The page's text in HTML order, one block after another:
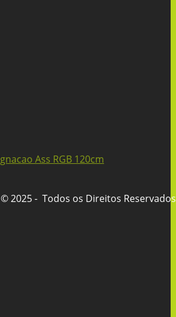
© 2025 - Todos os Direitos Reservados